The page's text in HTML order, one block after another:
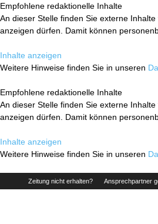
Empfohlene redaktionelle Inhalte
An dieser Stelle finden Sie externe Inhalte
anzeigen dürfen. Damit können
Inhalte anzeigen
Weitere Hinweise finden Sie in unseren
Empfohlene redaktionelle Inhalte
An dieser Stelle finden Sie externe Inhalte
anzeigen dürfen. Damit können
Inhalte anzeigen
Weitere Hinweise finden Sie in unseren
Zeitung nicht erhalten? Ansprechpartner